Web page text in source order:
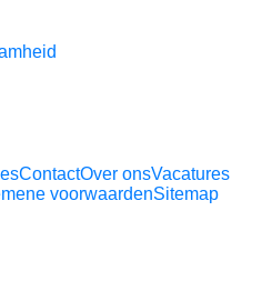
ContactOver onsVacatures
voorwaardenSitemap